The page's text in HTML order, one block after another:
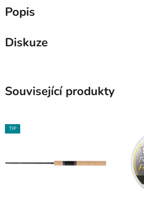
Popis
Diskuze
Související produkty
TIP